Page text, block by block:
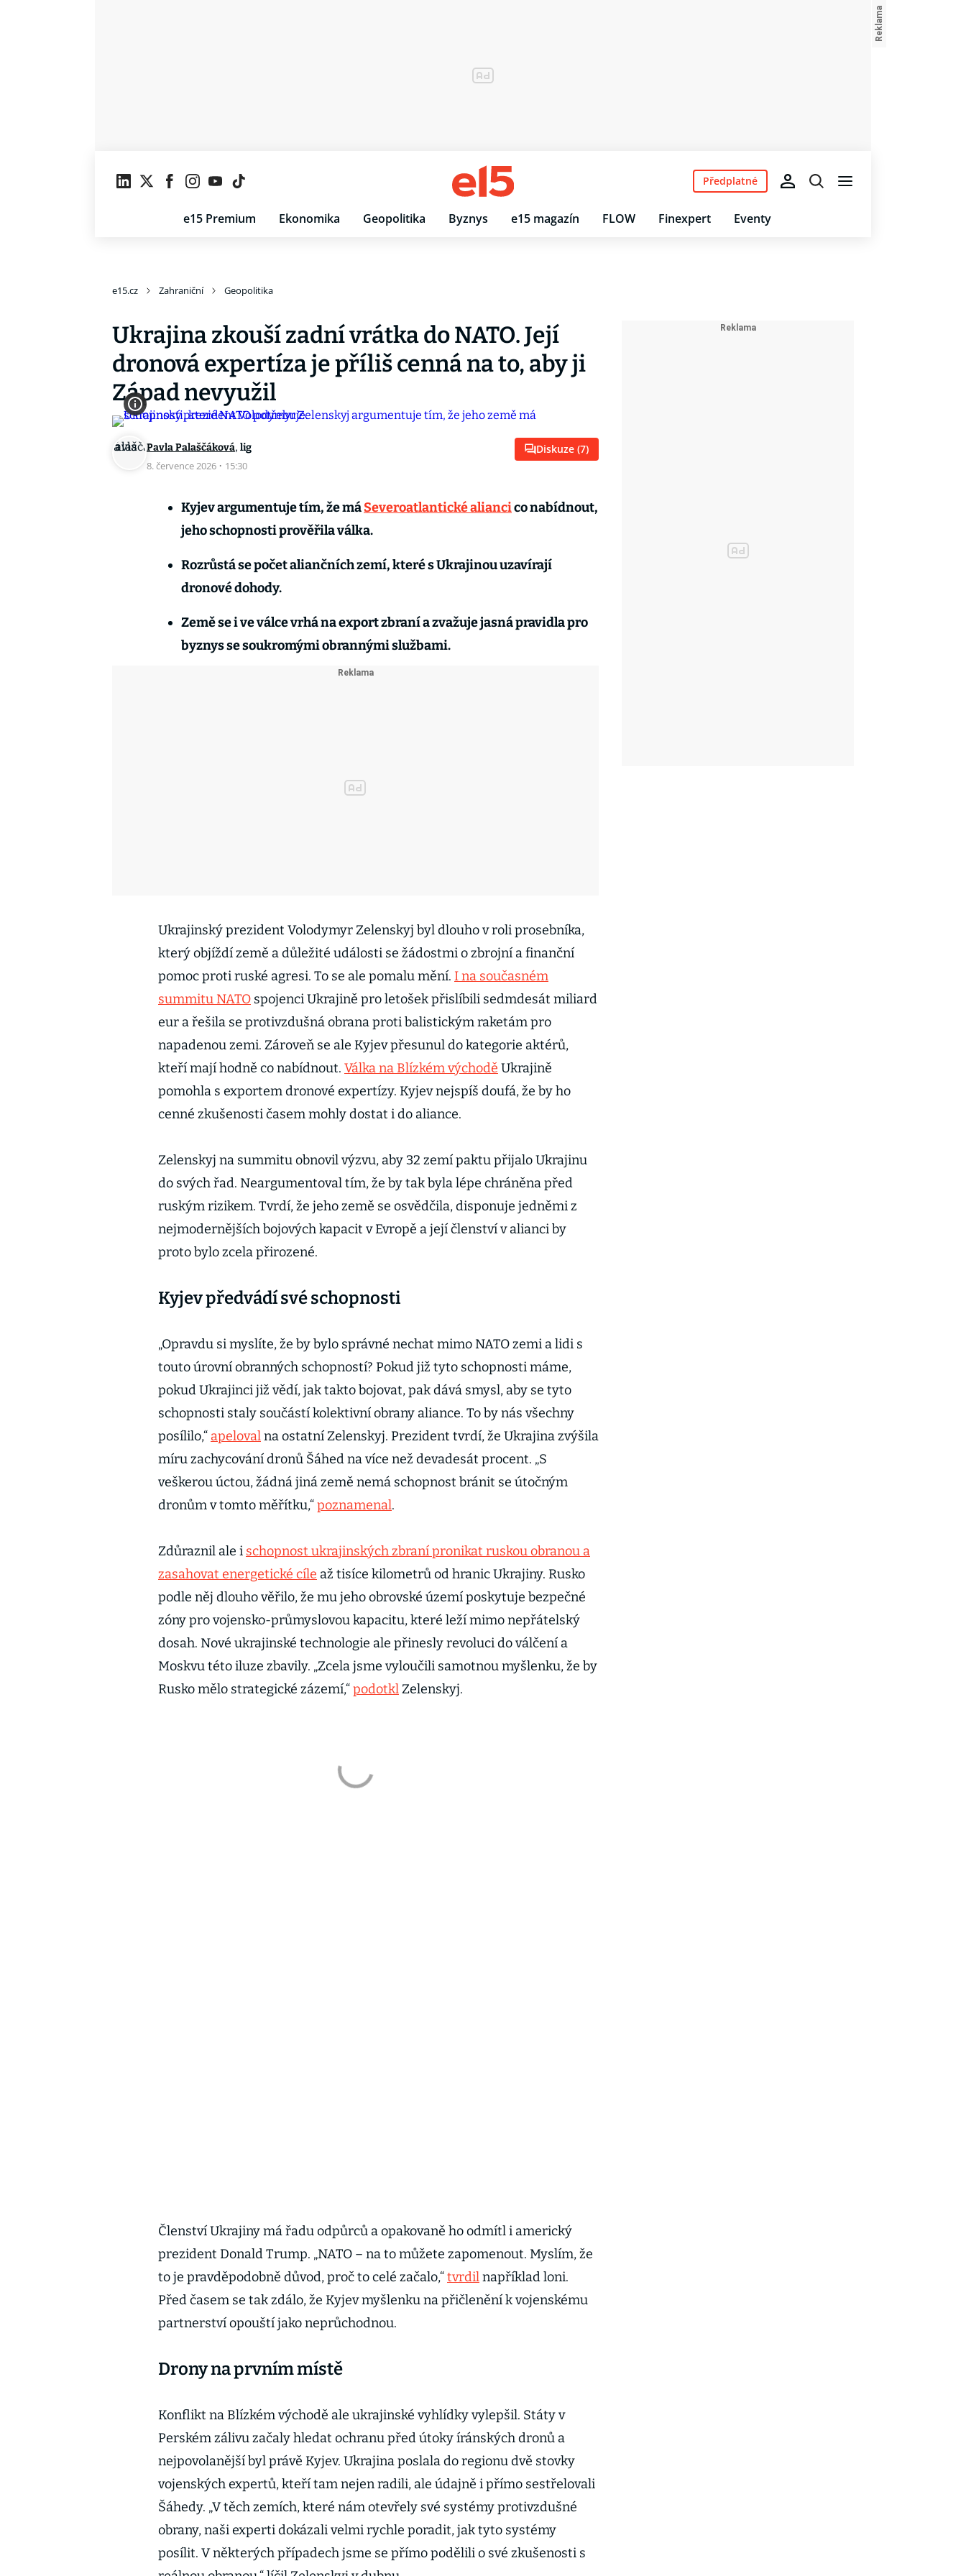
e15 Premium Ekonomika Geopolitika Byznys e15 magazín FLOW Finexpert Eventy
Předplatné
e15.cz Zahraniční Geopolitika
Ukrajina zkouší zadní vrátka do NATO. Její
dronová expertíza je příliš cenná na to, aby ji
Západ nevyužil
Pavla Palaščáková, lig
8. července 2026 · 15:30
Diskuze (7)
Kyjev argumentuje tím, že máSeveroatlantické aliancico nabídnout,
jeho schopnosti prověřila válka.
Rozrůstá se počet aliančních zemí, které s Ukrajinou uzavírají
dronové dohody.
Země se i ve válce vrhá na export zbraní a zvažuje jasná pravidla pro
byznys se soukromými obrannými službami.
Ukrajinský prezident Volodymyr Zelenskyj byl dlouho v roli prosebníka,
který objíždí země a důležité události se žádostmi o zbrojní a finanční
pomoc proti ruské agresi. To se ale pomalu mění. I na současném
summitu NATO spojenci Ukrajině pro letošek přislíbili sedmdesát miliard
eur a řešila se protivzdušná obrana proti balistickým raketám pro
napadenou zemi. Zároveň se ale Kyjev přesunul do kategorie aktérů,
kteří mají hodně co nabídnout. Válka na Blízkém východě Ukrajině
pomohla s exportem dronové expertízy. Kyjev nejspíš doufá, že by ho
cenné zkušenosti časem mohly dostat i do aliance.
Zelenskyj na summitu obnovil výzvu, aby 32 zemí paktu přijalo Ukrajinu
do svých řad. Neargumentoval tím, že by tak byla lépe chráněna před
ruským rizikem. Tvrdí, že jeho země se osvědčila, disponuje jedněmi z
nejmodernějších bojových kapacit v Evropě a její členství v alianci by
proto bylo zcela přirozené.
Kyjev předvádí své schopnosti
„Opravdu si myslíte, že by bylo správné nechat mimo NATO zemi a lidi s
touto úrovní obranných schopností? Pokud již tyto schopnosti máme,
pokud Ukrajinci již vědí, jak takto bojovat, pak dává smysl, aby se tyto
schopnosti staly součástí kolektivní obrany aliance. To by nás všechny
posílilo,“ apelovalna ostatní Zelenskyj. Prezident tvrdí, že Ukrajina zvýšila
míru zachycování dronů Šáhed na více než devadesát procent. „S
veškerou úctou, žádná jiná země nemá schopnost bránit se útočným
dronům v tomto měřítku,“poznamenal.
Zdůraznil ale i schopnost ukrajinských zbraní pronikat ruskou obranou a
zasahovat energetické cíle až tisíce kilometrů od hranic Ukrajiny. Rusko
podle něj dlouho věřilo, že mu jeho obrovské území poskytuje bezpečné
zóny pro vojensko-průmyslovou kapacitu, které leží mimo nepřátelský
dosah. Nové ukrajinské technologie ale přinesly revoluci do válčení a
Moskvu této iluze zbavily. „Zcela jsme vyloučili samotnou myšlenku, že by
Rusko mělo strategické zázemí,“podotklZelenskyj.
Členství Ukrajiny má řadu odpůrců a opakovaně ho odmítl i americký
prezident Donald Trump. „NATO – na to můžete zapomenout. Myslím, že
to je pravděpodobně důvod, proč to celé začalo,“tvrdilnapříklad loni.
Před časem se tak zdálo, že Kyjev myšlenku na přičlenění k vojenskému
partnerství opouští jako neprůchodnou.
Drony na prvním místě
Konflikt na Blízkém východě ale ukrajinské vyhlídky vylepšil. Státy v
Perském zálivu začaly hledat ochranu před útoky íránských dronů a
nejpovolanější byl právě Kyjev. Ukrajina poslala do regionu dvě stovky
vojenských expertů, kteří tam nejen radili, ale údajně i přímo sestřelovali
Šáhedy. „V těch zemích, které nám otevřely své systémy protivzdušné
obrany, naši experti dokázali velmi rychle poradit, jak tyto systémy
posílit. V některých případech jsme se přímo podělili o své zkušenosti s